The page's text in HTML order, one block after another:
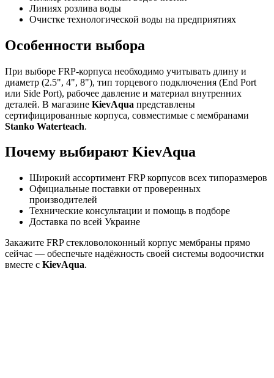
Линиях розлива воды
Очистке технологической воды на предприятиях
Особенности выбора
При выборе FRP-корпуса необходимо учитывать длину и
диаметр (2.5", 4", 8"), тип торцевого подключения (End Port
или Side Port), рабочее давление и материал внутренних
деталей. В магазине KievAqua представлены
сертифицированные корпуса, совместимые с мембранами
Stanko Waterteach.
Почему выбирают KievAqua
Широкий ассортимент FRP корпусов всех типоразмеров
Официальные поставки от проверенных
производителей
Технические консультации и помощь в подборе
Доставка по всей Украине
Закажите FRP стекловолоконный корпус мембраны прямо
сейчас — обеспечьте надёжность своей системы водоочистки
вместе с KievAqua.